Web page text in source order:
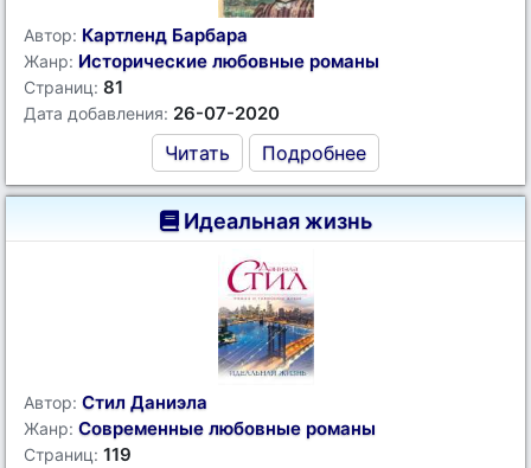
Автор: Картленд Барбара
Жанр: Исторические любовные романы
Страниц: 81
Дата добавления: 26-07-2020
Читать Подробнее
Идеальная жизнь
Автор: Стил Даниэла
Жанр: Современные любовные романы
Страниц: 119